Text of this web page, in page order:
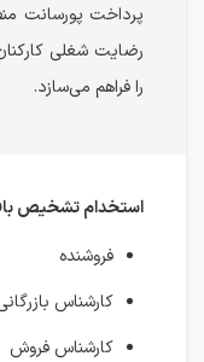
پرداخت پورسانت
رضایت شغلی
را فراهم می‌سازد.
استخدام تشخیص
فروشنده
کارشناس
کارشناس فروش